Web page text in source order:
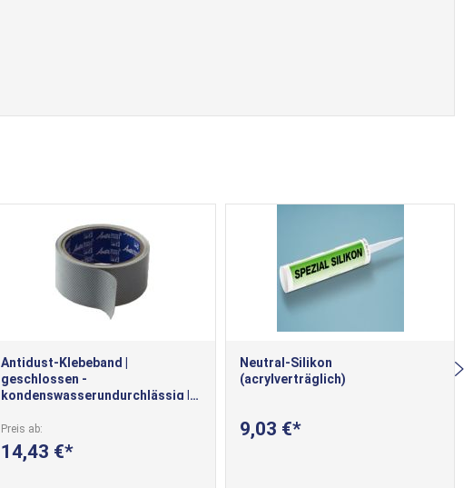
Antidust-Klebeband |
geschlossen -
kondenswasserundurchlässig |
Stegplatte
Preis ab
14,43 €
Neutral-Silikon
(acrylverträglich)
9,03 €